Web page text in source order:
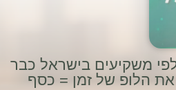
משקיעים בישראל כבר
את הלופ של זמן = כסף